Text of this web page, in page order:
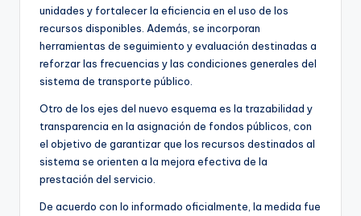
unidades y fortalecer la eficiencia en el uso de los
recursos disponibles. Además, se incorporan
herramientas de seguimiento y evaluación destinadas a
reforzar las frecuencias y las condiciones generales del
sistema de transporte público.
Otro de los ejes del nuevo esquema es la trazabilidad y
transparencia en la asignación de fondos públicos, con
el objetivo de garantizar que los recursos destinados al
sistema se orienten a la mejora efectiva de la
prestación del servicio.
De acuerdo con lo informado oficialmente, la medida fue